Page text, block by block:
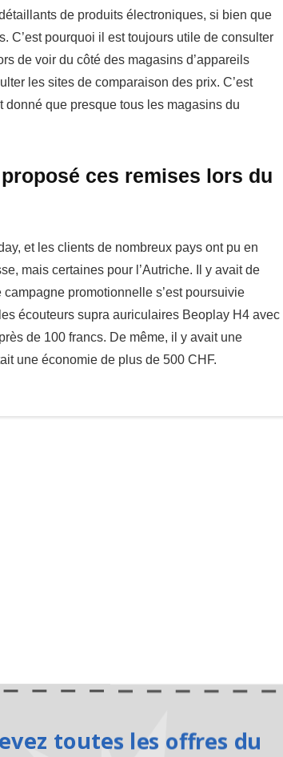
de produits électroniques, si bien que
C’est pourquoi il est toujours utile de consulter
de voir du côté des magasins d’appareils
les sites de comparaison des prix. C’est
que presque tous les magasins du
ces remises lors du
et les clients de nombreux pays ont pu en
mais certaines pour l’Autriche. Il y avait de
promotionnelle s’est poursuivie
écouteurs supra auriculaires Beoplay H4 avec
de 100 francs. De même, il y avait une
une économie de plus de 500 CHF.
toutes les offres du